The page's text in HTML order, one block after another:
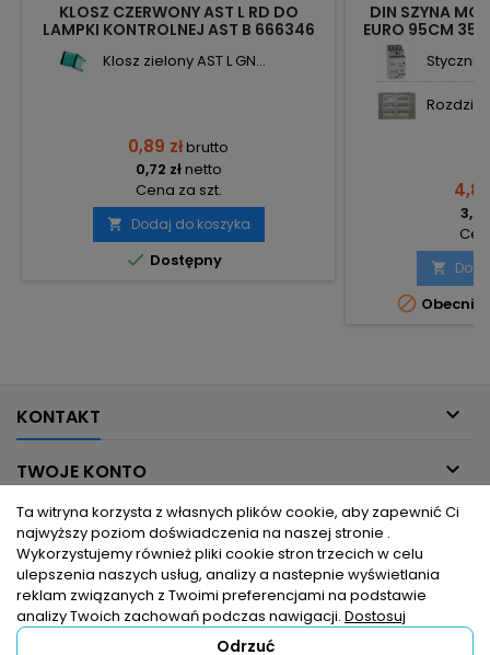
KLOSZ CZERWONY AST L RD DO
LAMPKI KONTROLNEJ AST B 666346
Klosz zielony AST L GN...
0,89 złbrutto
0,72 złnetto
Cena za szt.
 Dodaj do koszyka
 Dostępny
DIN SZYNA
EURO 95CM
Stycznik
4,81
3,91


KONTAKT 
TWOJE KONTO 
INFORMACJE DLA CIEBIE 
PRODUKTY
Ta witryna korzysta z własnych plików cookie, aby zapewnić Ci
najwyższy poziom doświadczenia na naszej stronie .
Wykorzystujemy również pliki cookie stron trzecich w celu
ulepszenia naszych usług, analizy a nastepnie wyświetlania
reklam związanych z Twoimi preferencjami na podstawie
analizy Twoich zachowań podczas nawigacji. Dostosuj
Odrzuć